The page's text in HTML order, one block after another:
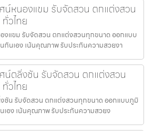
หนองแขม รับจัดสวน ตกแต่งสวน
วไทย
แขม รับจัดสวน ตกแต่งสวนทุกขนาด ออกแบบ
กันเอง เน้นคุณภาพ รับประกันความสวยงา
ตลิ่งชัน รับจัดสวน ตกแต่งสวน
วไทย
ชัน รับจัดสวน ตกแต่งสวนทุกขนาด ออกแบบภูมิ
เอง เน้นคุณภาพ รับประกันความสวยง